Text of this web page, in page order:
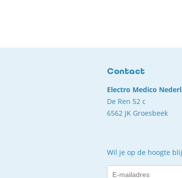
Contact
Electro Medico
De Ren 52 c
6562 JK Groesbeek
Wil je op de hoogte